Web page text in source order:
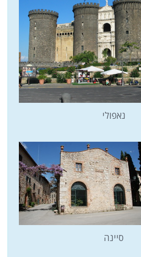
נאפולי
סיינה